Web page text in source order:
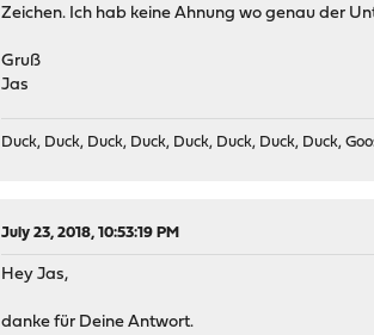
Zeichen. Ich hab keine Ahnung wo genau der
Gruß
Jas
Duck, Duck, Duck, Duck, Duck, Duck, Duck, Duck,
July 23, 2018, 10:53:19 PM
Hey Jas,
danke für Deine Antwort.